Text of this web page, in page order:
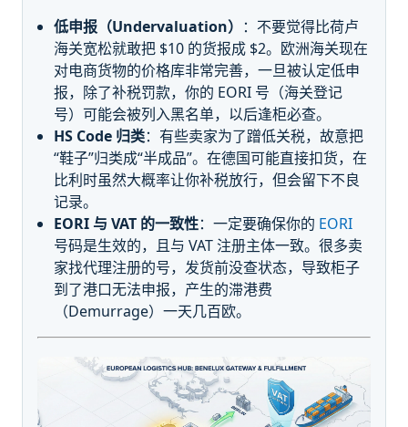
低申报（Undervaluation） ：不要觉得比荷卢
海关宽松就敢把 $10 的货报成 $2。欧洲海关现在
对电商货物的价格库非常完善，一旦被认定低申
报，除了补税罚款，你的 EORI 号（海关登记
号）可能会被列入黑名单，以后逢柜必查。
HS Code 归类：有些卖家为了蹭低关税，故意把
“鞋子”归类成“半成品”。在德国可能直接扣货，在
比利时虽然大概率让你补税放行，但会留下不良
记录。
EORI 与 VAT 的一致性：一定要确保你的 EORI
号码是生效的，且与 VAT 注册主体一致。很多卖
家找代理注册的号，发货前没查状态，导致柜子
到了港口无法申报，产生的滞港费
（Demurrage）一天几百欧。